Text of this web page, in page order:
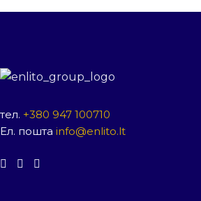
тел. +380 947 100710
Ел. пошта info@enlito.lt